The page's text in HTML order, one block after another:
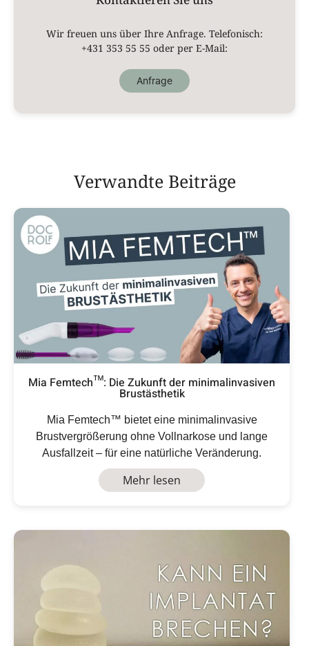
Wir freuen uns über Ihre Anfrage. Telefonisch:
+431 353 55 55 oder per E-Mail:
Anfrage
Verwandte Beiträge
Mia Femtech™: Die Zukunft der minimalinvasiven
Brustästhetik
Mia Femtech™ bietet eine minimalinvasive
Brustvergrößerung ohne Vollnarkose und lange
Ausfallzeit – für eine natürliche Veränderung.
Mehr lesen